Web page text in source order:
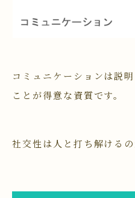
コミュニケーションは説
ことが得意な資質です。
社交性は人と打ち解けるの